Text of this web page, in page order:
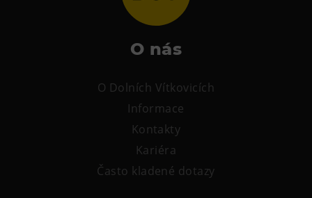
O nás
O Dolních Vítkovicích
Informace
Kontakty
Kariéra
Často kladené dotazy